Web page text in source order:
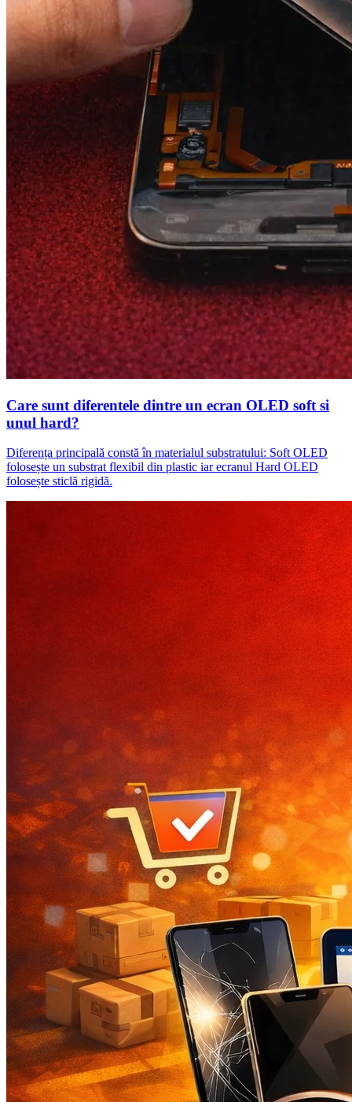
Care sunt diferentele dintre un ecran OLED soft si
unul hard?
Diferența principală constă în materialul substratului: Soft OLED
folosește un substrat flexibil din plastic iar ecranul Hard OLED
folosește sticlă rigidă.